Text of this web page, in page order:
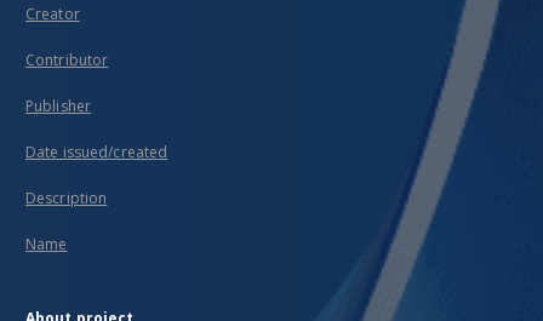
Creator
Contributor
Publisher
Date issued/created
Description
Name